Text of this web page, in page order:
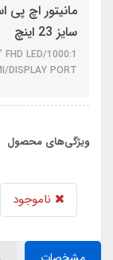
سایز 23 اینچ
FHD LED/1000:1
DISPLAY PORT
ویژگی‌های محصول
ناموجود